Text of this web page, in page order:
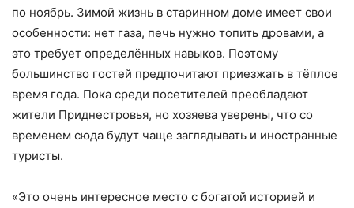
по ноябрь. Зимой жизнь в старинном доме имеет свои
особенности: нет газа, печь нужно топить дровами, а
это требует определённых навыков. Поэтому
большинство гостей предпочитают приезжать в тёплое
время года. Пока среди посетителей преобладают
жители Приднестровья, но хозяева уверены, что со
временем сюда будут чаще заглядывать и иностранные
туристы.
«Это очень интересное место с богатой историей и